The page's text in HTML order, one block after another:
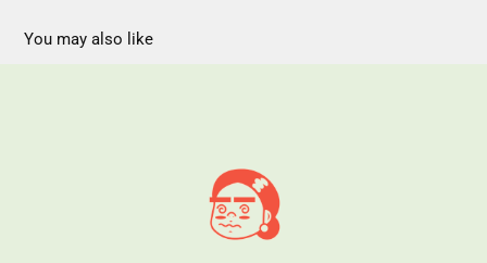
You may also like
Chaparrita. ¡Comida bien chingona!
2022